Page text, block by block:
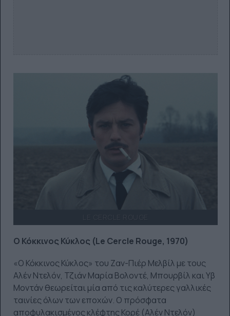
Ο Κόκκινος Κύκλος (Le Cercle Rouge, 1970)
«Ο Κόκκινος Κύκλος» του Ζαν-Πιέρ Μελβίλ με τους
Αλέν Ντελόν, Τζιάν Μαρία Βολοντέ, Μπουρβίλ και Υβ
Μοντάν θεωρείται μία από τις καλύτερες γαλλικές
ταινίες όλων των εποχών. Ο πρόσφατα
αποφυλακισμένος κλέφτης Κορέ (Αλέν Ντελόν)